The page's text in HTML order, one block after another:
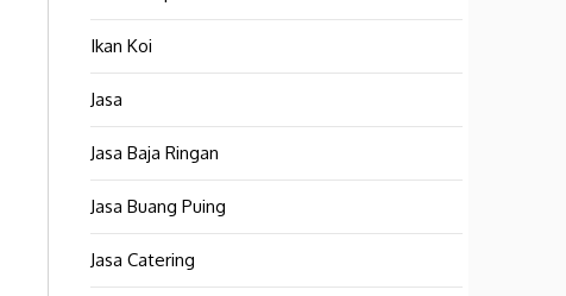
Ikan Koi
Jasa
Jasa Baja Ringan
Jasa Buang Puing
Jasa Catering